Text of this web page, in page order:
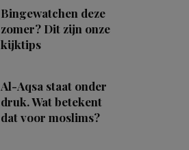
Bingewatchen deze
zomer? Dit zijn onze
kijktips
Al-Aqsa staat onder
druk. Wat betekent
dat voor moslims?